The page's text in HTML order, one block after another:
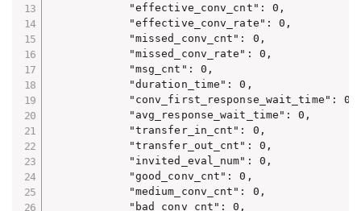
            "effective_conv_cnt": 0,
            "effective_conv_rate": 0,
            "missed_conv_cnt": 0,
            "missed_conv_rate": 0,
            "msg_cnt": 0,
            "duration_time": 0,
            "conv_first_response_wait_time": 0,
            "avg_response_wait_time": 0,
            "transfer_in_cnt": 0,
            "transfer_out_cnt": 0,
            "invited_eval_num": 0,
            "good_conv_cnt": 0,
            "medium_conv_cnt": 0,
            "bad_conv_cnt": 0,